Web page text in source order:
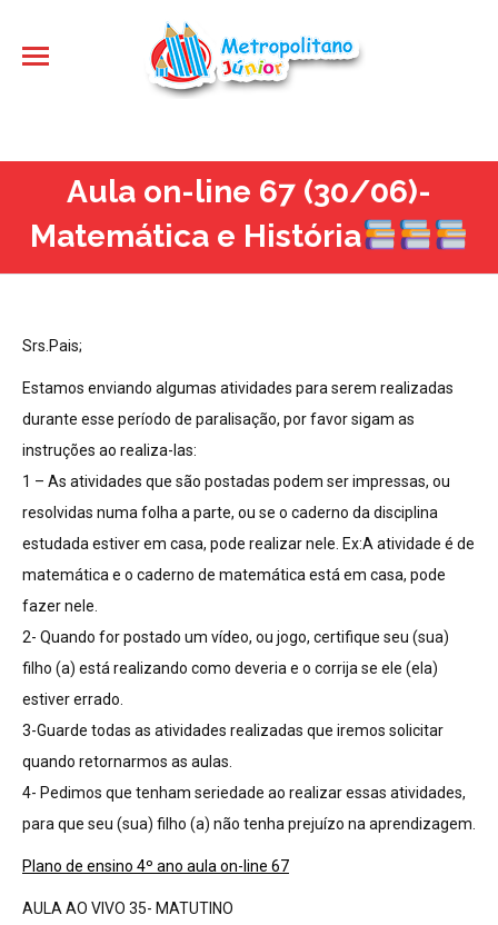
Aula on-line 67 (30/06)-
Matemática e História
Srs.Pais;
Estamos enviando algumas atividades para serem realizadas
durante esse período de paralisação, por favor sigam as
instruções ao realiza-las:
1 – As atividades que são postadas podem ser impressas, ou
resolvidas numa folha a parte, ou se o caderno da disciplina
estudada estiver em casa, pode realizar nele. Ex:A atividade é de
matemática e o caderno de matemática está em casa, pode
fazer nele.
2- Quando for postado um vídeo, ou jogo, certifique seu (sua)
filho (a) está realizando como deveria e o corrija se ele (ela)
estiver errado.
3-Guarde todas as atividades realizadas que iremos solicitar
quando retornarmos as aulas.
4- Pedimos que tenham seriedade ao realizar essas atividades,
para que seu (sua) filho (a) não tenha prejuízo na aprendizagem.
Plano de ensino 4º ano aula on-line 67
AULA AO VIVO 35- MATUTINO